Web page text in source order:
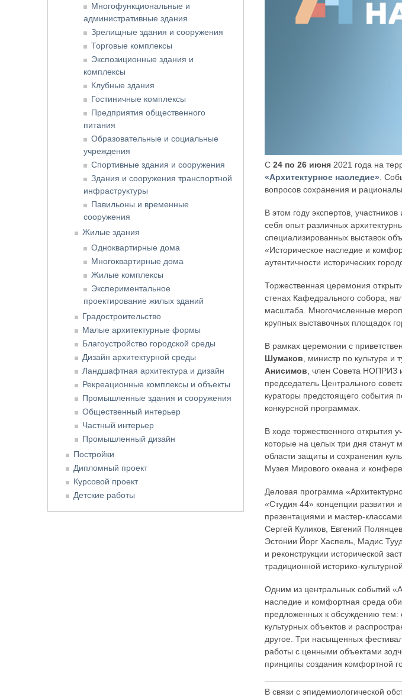
С24 по 26 июня 2021 года на
«Архитектурное наследие» .
вопросов сохранения и
В этом году экспертов,
себя опыт различных
специализированных выставок
«Историческое наследие и
аутентичности исторических
Торжественная церемония
стенах Кафедрального собора,
масштаба. Многочисленные
крупных выставочных площадок
В рамках церемонии с
Шумаков , министр по культуре
Анисимов , член Совета
председатель Центрального
кураторы предстоящего события
конкурсной программах.
В ходе торжественного открытия
которые на целых три дня станут
области защиты и сохранения
Музея Мирового океана и
Деловая программа
«Студия 44» концепции развития
презентациями и мастер-
Сергей Куликов, Евгений
Эстонии Йорг Хаспель, Мадис
и реконструкции исторической
традиционной историко-
Одним из центральных событий
наследие и комфортная среда
предложенных к обсуждению тем:
культурных объектов и
другое. Три насыщенных
работы с ценными объектами
принципы создания комфортной
В связи с эпидемиологической
Многофункциональные и
административные здания
Зрелищные здания и сооружения
Торговые комплексы
Экспозиционные здания и
комплексы
Клубные здания
Гостиничные комплексы
Предприятия общественного
питания
Образовательные и социальные
учреждения
Спортивные здания и сооружения
Здания и сооружения транспортной
инфраструктуры
Павильоны и временные
сооружения
Жилые здания
Одноквартирные дома
Многоквартирные дома
Жилые комплексы
Экспериментальное
проектирование жилых зданий
Градостроительство
Малые архитектурные формы
Благоустройство городской среды
Дизайн архитектурной среды
Ландшафтная архитектура и дизайн
Рекреационные комплексы и объекты
Промышленные здания и сооружения
Общественный интерьер
Частный интерьер
Промышленный дизайн
Постройки
Дипломный проект
Курсовой проект
Детские работы